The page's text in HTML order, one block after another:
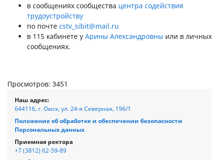
в сообщениях сообщества центра содействия
трудоустройству
по почте cstv_sibit@mail.ru
в 115 кабинете у Арины Александровны или в личных
сообщениях.
Просмотров: 3451
Наш адрес:
644116, г. Омск, ул. 24-я Северная, 196/1
Положение об обработке и обеспечении безопасности
Персональных данных
Приемная ректора
+7 (3812) 62-59-89